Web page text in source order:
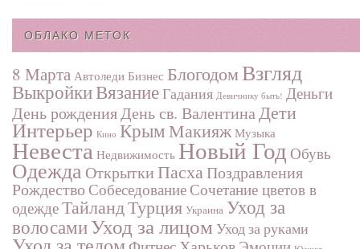
ОБЛАКО МЕТОК
8 Марта Автоледи Бизнес БлогодомВзгляд
ВыкройкиВязаниеГадания Девичнику быть! Деньги
День рожденияДень св. ВалентинаДети
Интерьер Кино КрымМакияж Музыка
Невеста Недвижимость Новый Год Обувь
Одежда ОткрыткиПасхаПоздравления
РождествоСобеседованиеСочетание цветов в
одеждеТайландТурция Украина Уход за
волосамиУход за лицом Уход за руками